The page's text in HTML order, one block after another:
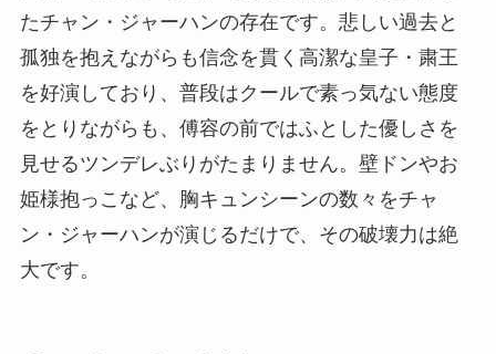
たチャン・ジャーハンの存在です。悲しい過去と
孤独を抱えながらも信念を貫く高潔な皇子・粛王
を好演しており、普段はクールで素っ気ない態度
をとりながらも、傅容の前ではふとした優しさを
見せるツンデレぶりがたまりません。壁ドンやお
姫様抱っこなど、胸キュンシーンの数々をチャ
ン・ジャーハンが演じるだけで、その破壊力は絶
大です。